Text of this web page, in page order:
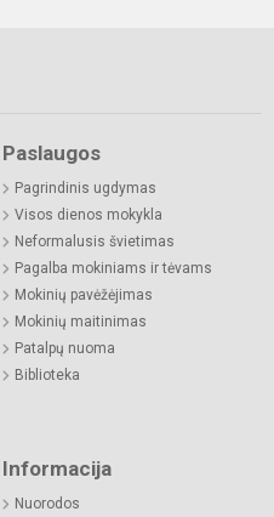
Paslaugos
Pagrindinis ugdymas
Visos dienos mokykla
Neformalusis švietimas
Pagalba mokiniams ir tėvams
Mokinių pavėžėjimas
Mokinių maitinimas
Patalpų nuoma
Biblioteka
Informacija
Nuorodos